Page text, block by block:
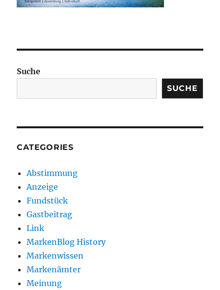
Suche
SUCHE
CATEGORIES
Abstimmung
Anzeige
Fundstück
Gastbeitrag
Link
MarkenBlog History
Markenwissen
Markenämter
Meinung